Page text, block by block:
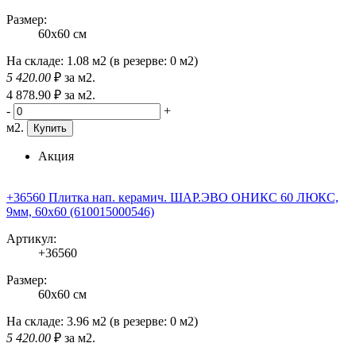
Размер:
60x60 см
На складе: 1.08 м2 (в резерве: 0 м2)
5 420.00 ₽ за м2.
4 878.90 ₽ за м2.
-
+
м2.
Купить
Акция
+36560 Плитка нап. керамич. ШАР.ЭВО ОНИКС 60 ЛЮКС,
9мм, 60x60 (610015000546)
Артикул:
+36560
Размер:
60x60 см
На складе: 3.96 м2 (в резерве: 0 м2)
5 420.00 ₽ за м2.